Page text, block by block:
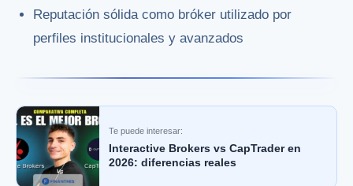
Reputación sólida como bróker utilizado por
perfiles institucionales y avanzados
Te puede interesar:
Interactive Brokers vs CapTrader en
2026: diferencias reales